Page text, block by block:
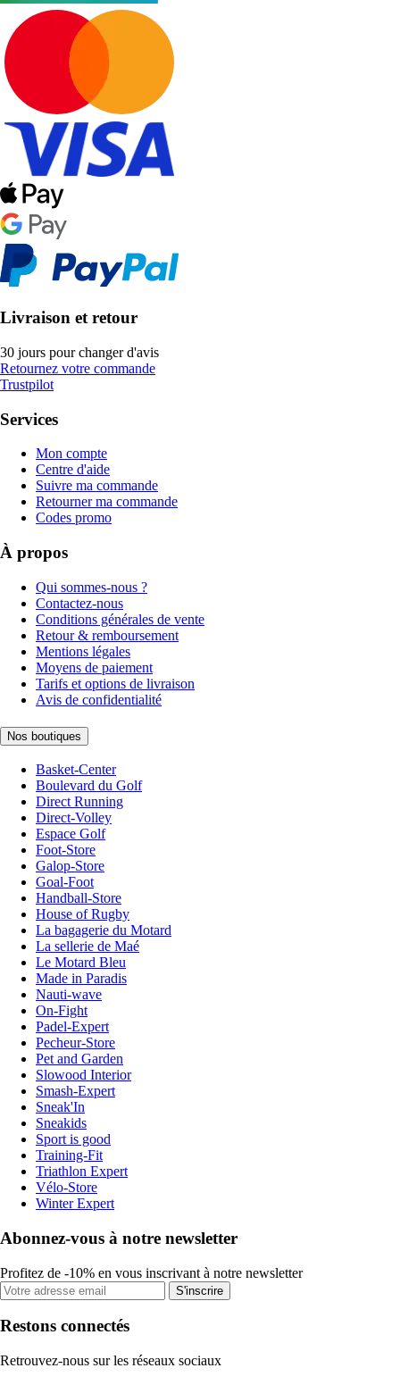
Livraison et retour
30 jours pour changer d'avis
Retournez votre commande
Trustpilot
Services
Mon compte
Centre d'aide
Suivre ma commande
Retourner ma commande
Codes promo
À propos
Qui sommes-nous ?
Contactez-nous
Conditions générales de vente
Retour & remboursement
Mentions légales
Moyens de paiement
Tarifs et options de livraison
Avis de confidentialité
Nos boutiques
Basket-Center
Boulevard du Golf
Direct Running
Direct-Volley
Espace Golf
Foot-Store
Galop-Store
Goal-Foot
Handball-Store
House of Rugby
La bagagerie du Motard
La sellerie de Maé
Le Motard Bleu
Made in Paradis
Nauti-wave
On-Fight
Padel-Expert
Pecheur-Store
Pet and Garden
Slowood Interior
Smash-Expert
Sneak'In
Sneakids
Sport is good
Training-Fit
Triathlon Expert
Vélo-Store
Winter Expert
Abonnez-vous à notre newsletter
Profitez de -10% en vous inscrivant à notre newsletter
S'inscrire
Restons connectés
Retrouvez-nous sur les réseaux sociaux